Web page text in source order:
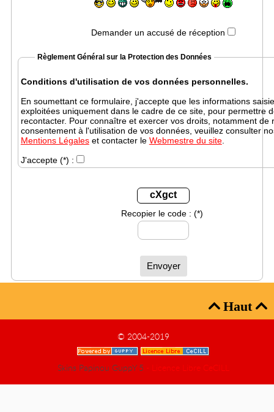
Demander un accusé de réception
Règlement Général sur la Protection des Données
Conditions d'utilisation de vos données personnelles.
En soumettant ce formulaire, j'accepte que les informations
exploitées uniquement dans le cadre de ce site, pour permettre
recontacter. Pour connaître et exercer vos droits, notamment de
consentement à l'utilisation de vos données, veuillez consulter
Mentions Légaleset contacter le Webmestre du site.
J'accepte (*) :
cXgct
Recopier le code :(*)
Envoyer
Haut 
© 2004-2019
Skins Papinou GuppY 5 - Licence Libre CeCILL